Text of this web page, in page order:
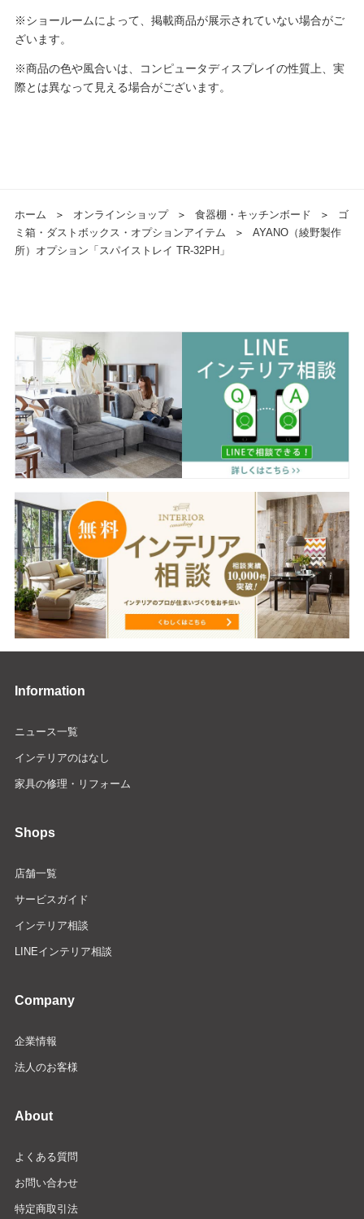
※ショールームによって、掲載商品が展示されていない場合がご
ざいます。
※商品の色や風合いは、コンピュータディスプレイの性質上、実
際とは異なって見える場合がございます。
ホーム ＞ オンラインショップ ＞ 食器棚・キッチンボード ＞
ゴ
ミ箱・ダストボックス・オプションアイテム
＞
AYANO（綾野製作
所）オプション「スパイストレイ TR-32PH」
Information
ニュース一覧
インテリアのはなし
家具の修理・リフォーム
Shops
店舗一覧
サービスガイド
インテリア相談
LINEインテリア相談
Company
企業情報
法人のお客様
About
よくある質問
お問い合わせ
特定商取引法